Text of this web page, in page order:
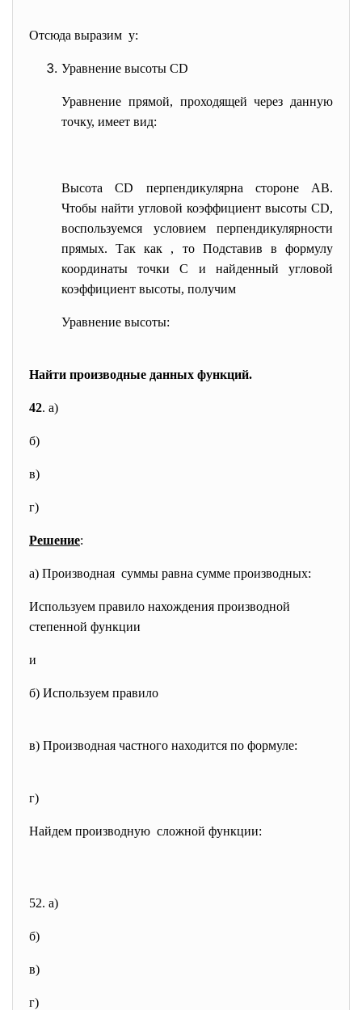
Отсюда выразим y:
Уравнение высоты CD
Уравнение прямой, проходящей через данную
точку, имеет вид:
Высота CD перпендикулярна стороне AB.
Чтобы найти угловой коэффициент высоты CD,
воспользуемся условием перпендикулярности
прямых. Так как , то Подставив в формулу
координаты точки C и найденный угловой
коэффициент высоты, получим
Уравнение высоты:
Найти производные данных функций.
42. а)
б)
в)
г)
Решение:
а) Производная суммы равна сумме производных:
Используем правило нахождения производной
степенной функции
и
б) Используем правило
в) Производная частного находится по формуле:
г)
Найдем производную сложной функции:
52. а)
б)
в)
г)